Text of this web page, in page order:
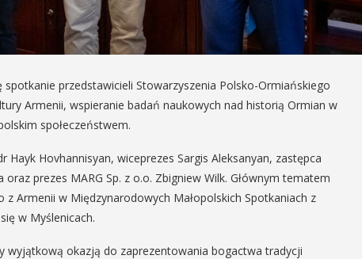
przedstawicieli Stowarzyszenia Polsko-Ormiańskiego
Armenii, wspieranie badań naukowych nad historią Ormian w
społeczeństwem.
Hovhannisyan, wiceprezes Sargis Aleksanyan, zastępca
prezes MARG Sp. z o.o. Zbigniew Wilk. Głównym tematem
z Armenii w Międzynarodowych Małopolskich Spotkaniach z
w Myślenicach.
wyjątkową okazją do zaprezentowania bogactwa tradycji